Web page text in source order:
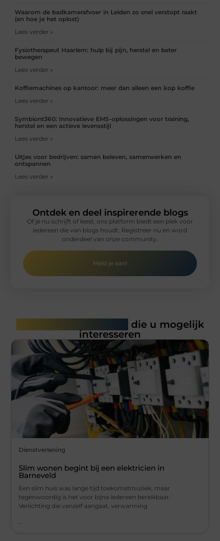
Waarom de badkamerafvoer in Leiden zo snel verstopt raakt
(en hoe je het oplost)
Lees verder »
Fysiotherapeut Haarlem: hulp bij pijn, herstel en beter
bewegen
Lees verder »
Koffiemachines op kantoor: meer dan alleen een kop koffie
Lees verder »
Symbiont360: Innovatieve EMS-oplossingen voor training,
herstel en een actieve levensstijl
Lees verder »
Uitjes voor bedrijven: samen beleven, samenwerken en
ontspannen
Lees verder »
Ontdek en deel inspirerende blogs
Of je nu schrijft of leest, ons platform biedt een plek voor
iedereen die van blogs houdt. Registreer nu en word
onderdeel van onze community.
Meld je aan!
die u mogelijk
interesseren
Dienstverlening
Slim wonen begint bij een elektricien in
Barneveld
Een slim huis was lange tijd toekomstmuziek, maar
tegenwoordig is het voor bijna iedereen bereikbaar.
Verlichting die vanzelf aangaat, verwarming
...